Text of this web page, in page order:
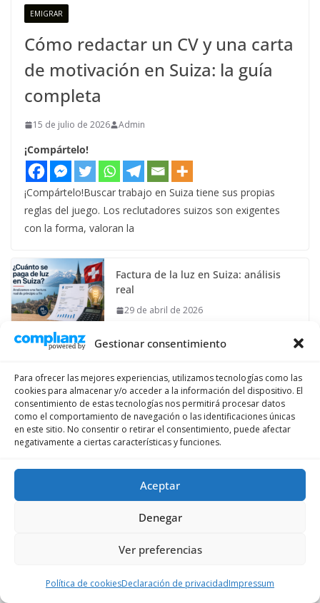
Gestionar consentimiento
Para ofrecer las mejores experiencias, utilizamos tecnologías como las
cookies para almacenar y/o acceder a la información del dispositivo. El
consentimiento de estas tecnologías nos permitirá procesar datos
como el comportamiento de navegación o las identificaciones únicas
en este sitio. No consentir o retirar el consentimiento, puede afectar
negativamente a ciertas características y funciones.
Aceptar
Denegar
Ver preferencias
Política de cookiesDeclaración de privacidadImpressum
EMIGRAR
Cómo redactar un CV y una carta
de motivación en Suiza: la guía
completa
15 de julio de 2026 Admin
¡Compártelo!
¡Compártelo!Buscar trabajo en Suiza tiene sus propias
reglas del juego. Los reclutadores suizos son exigentes
con la forma, valoran la
Factura de la luz en Suiza: análisis
real
29 de abril de 2026
La cesta de la compra en Suiza y en
13 de diciembre de 2025